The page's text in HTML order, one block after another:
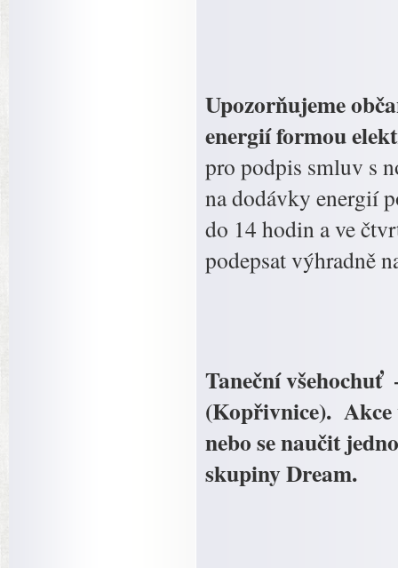
Upozorňujeme
energií formou
pro podpis smluv s
na dodávky energií
do 14 hodin a ve
podepsat výhradně
Taneční
(Kopřivnice). Akce
nebo se naučit
skupiny Dream.